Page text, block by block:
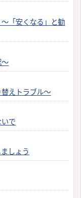
～「安くなる」と勧
～
替えトラブル～
いで
しょう